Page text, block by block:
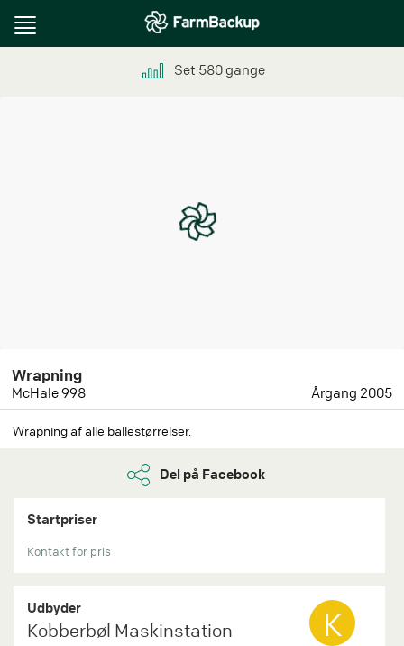
Toggle
Set 580gange
Wrapning
McHale 998 Årgang 2005
Wrapning af alle ballestørrelser.
Del på Facebook
Startpriser
Kontakt for pris
Udbyder
Kobberbøl Maskinstation K